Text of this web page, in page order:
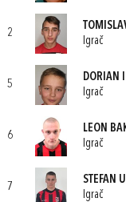
2
Igrač
5
DORIAN
Igrač
6
LEON
Igrač
7
STEFAN
Igrač